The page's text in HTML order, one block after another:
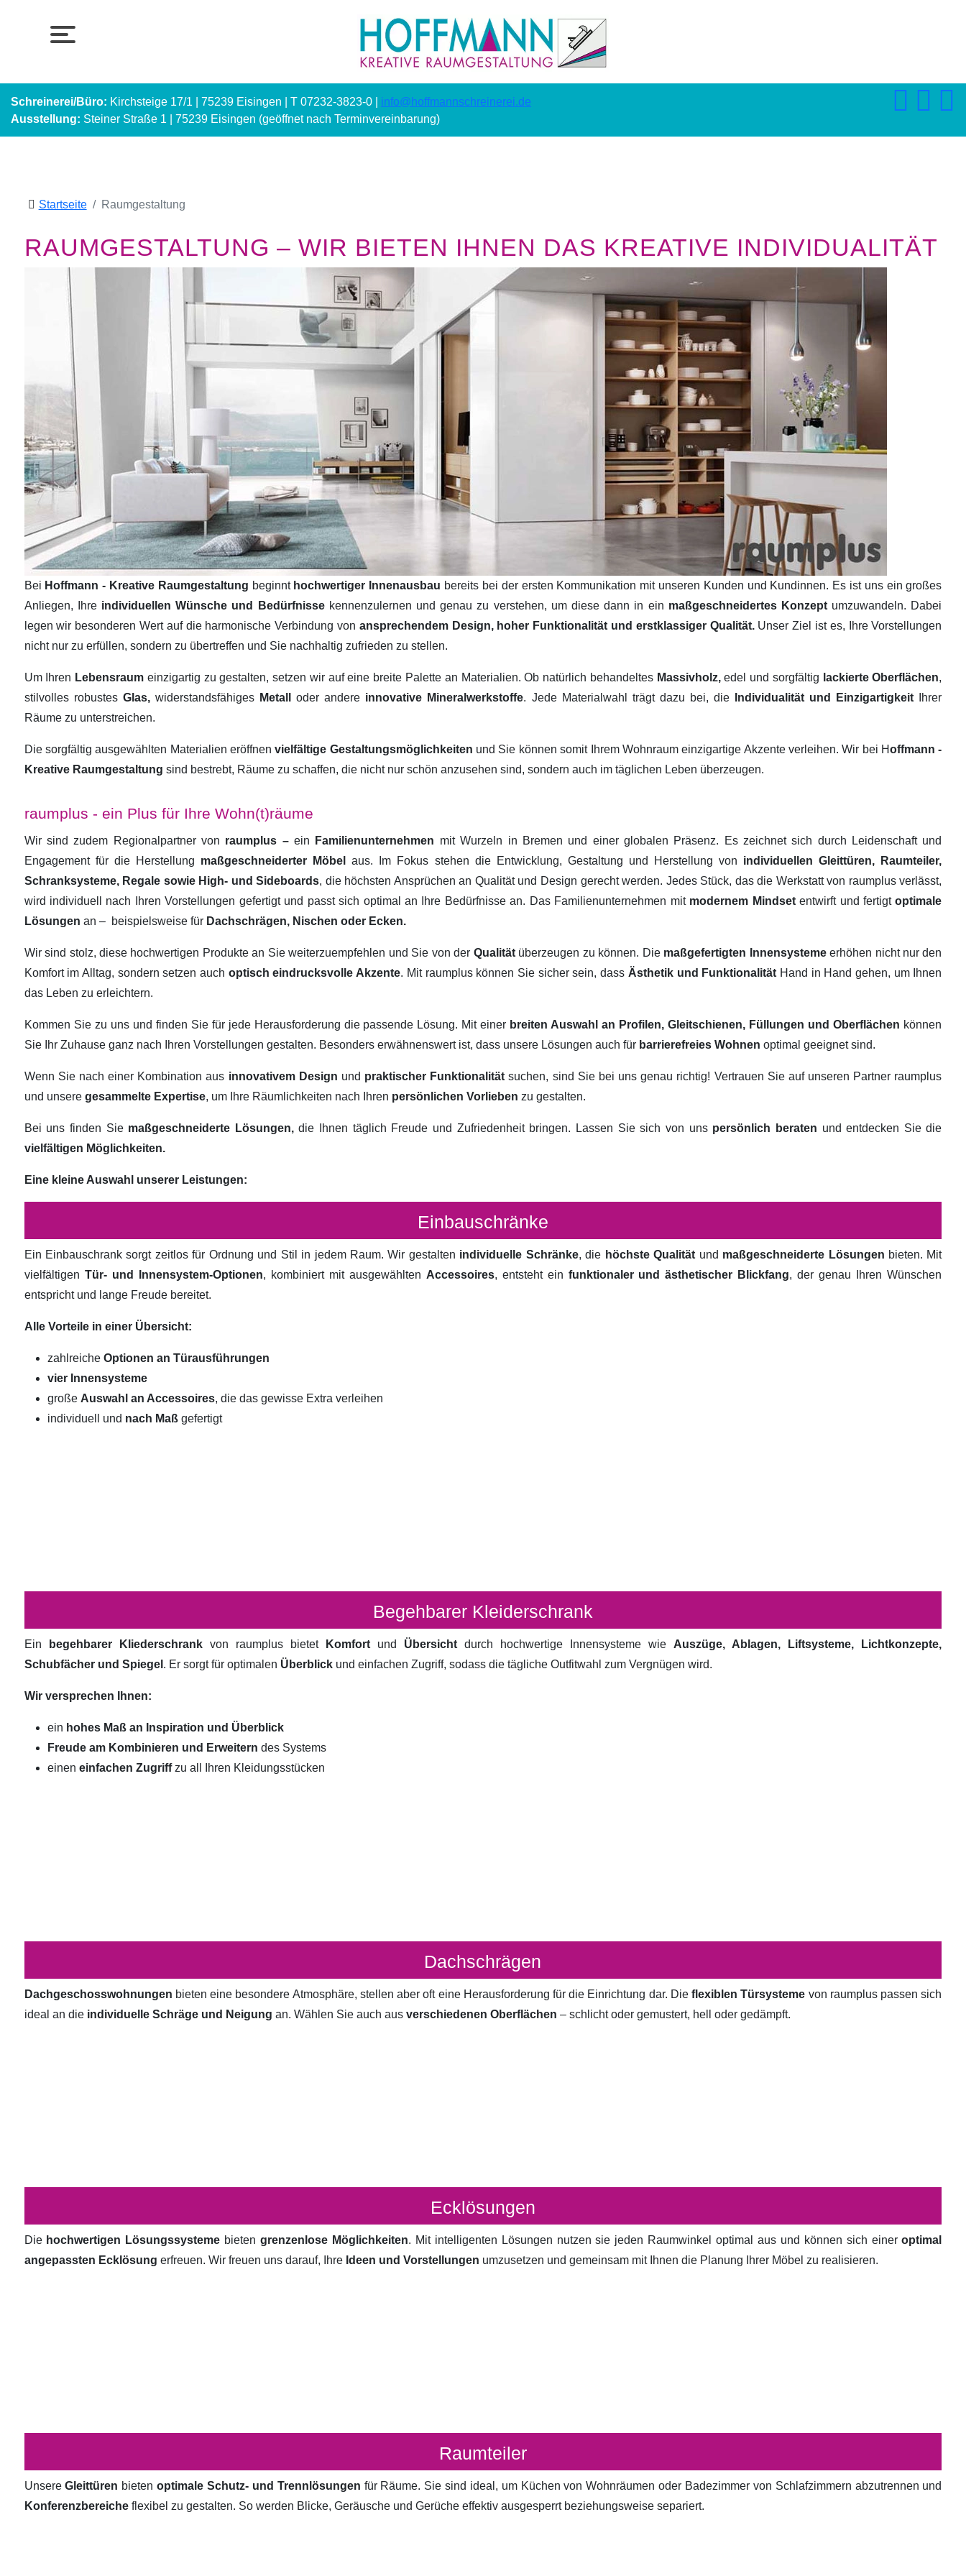
Schreinerei/Büro: Kirchsteige 17/1 | 75239 Eisingen | T 07232-3823-0 | info@hoffmannschreinerei.de
Ausstellung: Steiner Straße 1 | 75239 Eisingen (geöffnet nach Terminvereinbarung)
Startseite Raumgestaltung
RAUMGESTALTUNG – WIR BIETEN IHNEN DAS KREATIVE INDIVIDUALITÄT
Bei Hoffmann - Kreative Raumgestaltung beginnt hochwertiger Innenausbau bereits bei der ersten Kommunikation mit unseren Kunden und Kundinnen. Es ist uns ein großes
Anliegen, Ihre individuellen Wünsche und Bedürfnisse kennenzulernen und genau zu verstehen, um diese dann in ein maßgeschneidertes Konzept umzuwandeln. Dabei
legen wir besonderen Wert auf die harmonische Verbindung von ansprechendem Design, hoher Funktionalität und erstklassiger Qualität.Unser Ziel ist es, Ihre Vorstellungen
nicht nur zu erfüllen, sondern zu übertreffen und Sie nachhaltig zufrieden zu stellen.
Um Ihren Lebensraum einzigartig zu gestalten, setzen wir auf eine breite Palette an Materialien. Ob natürlich behandeltes Massivholz,edel und sorgfältig lackierte Oberflächen,
stilvolles robustes Glas,widerstandsfähiges Metalloder andere innovative Mineralwerkstoffe. Jede Materialwahl trägt dazu bei, die Individualität und Einzigartigkeit
Ihrer
Räume zu unterstreichen.
Die sorgfältig ausgewählten Materialien eröffnenvielfältige Gestaltungsmöglichkeiten und Sie können somit Ihrem Wohnraum einzigartige Akzente verleihen. Wir bei Hoffmann -
Kreative Raumgestaltung sind bestrebt, Räume zu schaffen, die nicht nur schön anzusehen sind, sondern auch im täglichen Leben überzeugen.
raumplus - ein Plus für Ihre Wohn(t)räume
Wir sind zudem Regionalpartner von raumplus –ein Familienunternehmen mit Wurzeln in Bremen und einer globalen Präsenz. Es zeichnet sich durch Leidenschaft und
Engagement für die Herstellung maßgeschneiderter Möbelaus. Im Fokus stehen die Entwicklung, Gestaltung und Herstellung von individuellen Gleittüren, Raumteiler,
Schranksysteme, Regale sowie High- und Sideboards, die höchsten Ansprüchen an Qualität und Design gerecht werden. Jedes Stück, das die Werkstatt von raumplus verlässt,
wird individuell nach Ihren Vorstellungen gefertigt und passt sich optimal an Ihre Bedürfnisse an. Das Familienunternehmen mit modernem Mindsetentwirft und fertigtoptimale
Lösungen an – beispielsweise für Dachschrägen, Nischen oder Ecken.
Wir sind stolz, diese hochwertigen Produkte an Sie weiterzuempfehlen und Sie von der Qualität überzeugen zu können. Die maßgefertigten Innensystemeerhöhen nicht nur den
Komfort im Alltag, sondern setzen auch optisch eindrucksvolle Akzente. Mit raumplus können Sie sicher sein, dass Ästhetik und Funktionalität Hand in Hand gehen, um Ihnen
das Leben zu erleichtern.
Kommen Sie zu uns und finden Sie für jede Herausforderung die passende Lösung. Mit einer breiten Auswahl an Profilen, Gleitschienen, Füllungen und Oberflächen können
Sie Ihr Zuhause ganz nach Ihren Vorstellungen gestalten. Besonders erwähnenswert ist, dass unsere Lösungen auch für barrierefreies Wohnen optimal geeignet sind.
Wenn Sie nach einer Kombination aus innovativem Design und praktischer Funktionalitätsuchen, sind Sie bei uns genau richtig! Vertrauen Sie auf unseren Partner raumplus
und unsere gesammelte Expertise, um Ihre Räumlichkeiten nach Ihren persönlichen Vorlieben zu gestalten.
Bei uns finden Sie maßgeschneiderte Lösungen,die Ihnen täglich Freude und Zufriedenheit bringen. Lassen Sie sich von uns persönlich beraten und entdecken Sie die
vielfältigen Möglichkeiten.
Eine kleine Auswahl unserer Leistungen:
Einbauschränke
Ein Einbauschrank sorgt zeitlos für Ordnung und Stil in jedem Raum. Wir gestalten individuelle Schränke, die höchste Qualität und maßgeschneiderte Lösungen bieten. Mit
vielfältigen Tür- und Innensystem-Optionen, kombiniert mit ausgewählten Accessoires, entsteht ein funktionaler und ästhetischer Blickfang, der genau Ihren Wünschen
entspricht und lange Freude bereitet.
Alle Vorteile in einer Übersicht:
zahlreiche Optionen an Türausführungen
vier Innensysteme
große Auswahl an Accessoires, die das gewisse Extra verleihen
individuell und nach Maß gefertigt
Begehbarer Kleiderschrank
Ein begehbarer Kliederschrank von raumplus bietet Komfort und Übersicht durch hochwertige Innensysteme wie Auszüge, Ablagen, Liftsysteme, Lichtkonzepte,
Schubfächer und Spiegel . Er sorgt für optimalen Überblickund einfachen Zugriff, sodass die tägliche Outfitwahl zum Vergnügen wird.
Wir versprechen Ihnen:
ein hohes Maß an Inspiration und Überblick
Freude am Kombinieren und Erweitern des Systems
einen einfachen Zugriffzu all Ihren Kleidungsstücken
Dachschrägen
Dachgeschosswohnungen bieten eine besondere Atmosphäre, stellen aber oft eine Herausforderung für die Einrichtung dar. Dieflexiblen Türsysteme von raumplus passen sich
ideal an die individuelle Schräge und Neigung an. Wählen Sie auch aus verschiedenen Oberflächen – schlicht oder gemustert, hell oder gedämpft.
Ecklösungen
Die hochwertigen Lösungssysteme bietengrenzenlose Möglichkeiten. Mit intelligenten Lösungen nutzen sie jeden Raumwinkel optimal aus und können sich eineroptimal
angepassten Ecklösung erfreuen. Wir freuen uns darauf, Ihre Ideen und Vorstellungen umzusetzen und gemeinsam mit Ihnen die Planung Ihrer Möbel zu realisieren.
Raumteiler
UnsereGleittüren bietenoptimale Schutz- und Trennlösungen für Räume. Sie sind ideal, um Küchen von Wohnräumen oder Badezimmer von Schlafzimmern abzutrennen und
Konferenzbereiche flexibel zu gestalten. So werden Blicke, Geräusche und Gerüche effektiv ausgesperrt beziehungsweise separiert.